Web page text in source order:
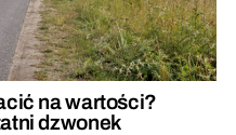
na wartości?
dzwonek